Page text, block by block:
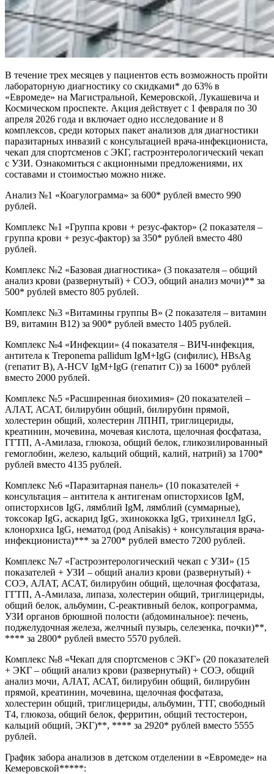
В течение трех месяцев у пациентов есть возможность пройти
лабораторную диагностику со скидками* до 63% в
«Евромеде» на Магистральной, Кемеровской, Лукашевича и
Космическом проспекте. Акция действует с 1 февраля по 30
апреля 2026 года и включает одно исследование и 8
комплексов, среди которых пакет анализов для диагностики
паразитарных инвазий с консультацией врача-инфекциониста,
чекап для спортсменов с ЭКГ, гастроэнтерологический чекап
с УЗИ. Ознакомиться с акционными предложениями, их
составами и стоимостью можно ниже.
Анализ №1 «Коагулограмма» за 600* рублей вместо 990
рублей.
Комплекс №1 «Группа крови + резус-фактор» (2 показателя –
группа крови + резус-фактор) за 350* рублей вместо 480
рублей.
Комплекс №2 «Базовая диагностика» (3 показателя – общий
анализ крови (развернутый) + СОЭ, общий анализ мочи)** за
500* рублей вместо 805 рублей.
Комплекс №3 «Витамины группы В» (2 показателя – витамин
В9, витамин В12) за 900* рублей вместо 1405 рублей.
Комплекс №4 «Инфекции» (4 показателя – ВИЧ-инфекция,
антитела к Treponema pallidum IgM+IgG (сифилис), HBsAg
(гепатит B), A-HCV IgM+IgG (гепатит C)) за 1600* рублей
вместо 2000 рублей.
Комплекс №5 «Расширенная биохимия» (20 показателей –
АЛАТ, АСАТ, билирубин общий, билирубин прямой,
холестерин общий, холестерин ЛПНП, триглицериды,
креатинин, мочевина, мочевая кислота, щелочная фосфатаза,
ГГТП, А-Амилаза, глюкоза, общий белок, гликозилированный
гемоглобин, железо, кальций общий, калий, натрий) за 1700*
рублей вместо 4135 рублей.
Комплекс №6 «Паразитарная панель» (10 показателей +
консультация – антитела к антигенам описторхисов IgM,
описторхисов IgG, лямблий IgM, лямблий (суммарные),
токсокар IgG, аскарид IgG, эхинококка IgG, трихинелл IgG,
клонорхиса IgG, нематод (род Anisakis) + консультация врача-
инфекциониста)*** за 2700* рублей вместо 7200 рублей.
Комплекс №7 «Гастроэнтерологический чекап с УЗИ» (15
показателей + УЗИ – общий анализ крови (развернутый) +
СОЭ, АЛАТ, АСАТ, билирубин общий, щелочная фосфатаза,
ГГТП, А-Амилаза, липаза, холестерин общий, триглицериды,
общий белок, альбумин, С-реактивный белок, копрограмма,
УЗИ органов брюшной полости (абдоминальное): печень,
поджелудочная железа, желчный пузырь, селезенка, почки)**,
**** за 2800* рублей вместо 5570 рублей.
Комплекс №8 «Чекап для спортсменов с ЭКГ» (20 показателей
+ ЭКГ – общий анализ крови (развернутый) + СОЭ, общий
анализ мочи, АЛАТ, АСАТ, билирубин общий, билирубин
прямой, креатинин, мочевина, щелочная фосфатаза,
холестерин общий, триглицериды, альбумин, ТТГ, свободный
Т4, глюкоза, общий белок, ферритин, общий тестостерон,
кальций общий, ЭКГ)**, **** за 2920* рублей вместо 5555
рублей.
График забора анализов в детском отделении в «Евромеде» на
Кемеровской*****: